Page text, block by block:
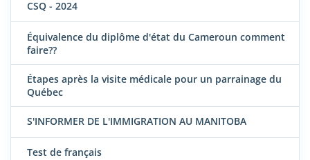
CSQ - 2024
Équivalence du diplôme d'état du Cameroun comment
faire??
Étapes après la visite médicale pour un parrainage du
Québec
S'INFORMER DE L'IMMIGRATION AU MANITOBA
Test de français